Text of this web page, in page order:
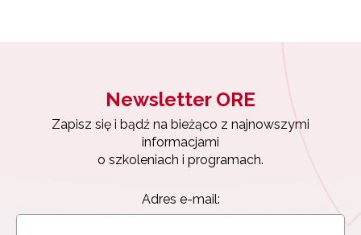
Newsletter ORE
Zapisz się i bądź na bieżąco z najnowszymi
informacjami
o szkoleniach i programach.
Adres e-mail: